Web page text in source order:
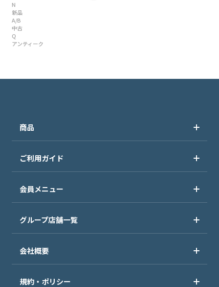
N
新品
A/B
中古
Q
アンティーク
商品
ご利用ガイド
会員メニュー
グループ店舗一覧
会社概要
規約・ポリシー